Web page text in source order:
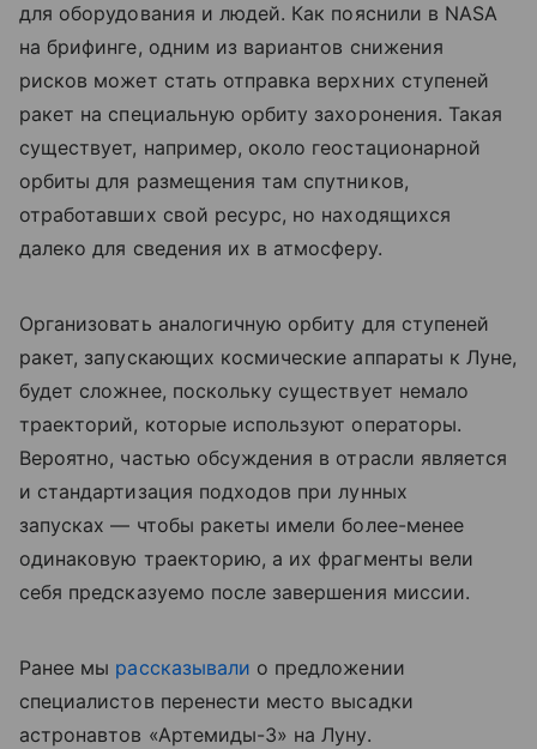
для оборудования и людей. Как пояснили в NASA
на брифинге, одним из вариантов снижения
рисков может стать отправка верхних ступеней
ракет на специальную орбиту захоронения. Такая
существует, например, около геостационарной
орбиты для размещения там спутников,
отработавших свой ресурс, но находящихся
далеко для сведения их в атмосферу.
Организовать аналогичную орбиту для ступеней
ракет, запускающих космические аппараты к Луне,
будет сложнее, поскольку существует немало
траекторий, которые используют операторы.
Вероятно, частью обсуждения в отрасли является
и стандартизация подходов при лунных
запусках — чтобы ракеты имели более-менее
одинаковую траекторию, а их фрагменты вели
себя предсказуемо после завершения миссии.
Ранее мы рассказывали о предложении
специалистов перенести место высадки
астронавтов «Артемиды-3» на Луну.